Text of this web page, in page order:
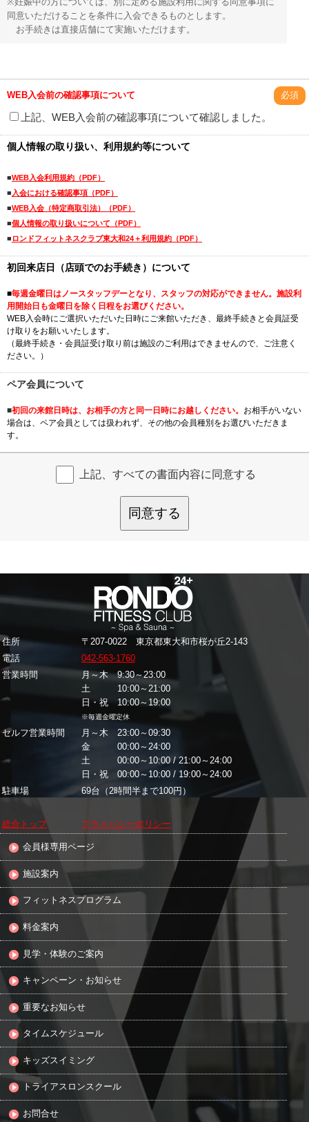
同意いただけることを条件に入会できるものとします。
お手続きは直接店舗にて実施いただけます。
WEB入会前の確認事項について 必須
上記、WEB入会前の確認事項について確認しました。
個人情報の取り扱い、利用規約等について
■WEB入会利用規約（PDF）
■ 入会における確認事項（PDF）
■WEB入会（特定商取引法）（PDF）
■個人情報の取り扱いについて（PDF）
■ ロンドフィットネスクラブ東大和24＋利用規約（PDF）
初回来店日（店頭でのお手続き）について
■毎週金曜日はノースタッフデーとなり、スタッフの対応ができません。施設利
用開始日も金曜日を除く日程をお選びください。
WEB入会時にご選択いただいた日時にご来館いただき、最終手続きと会員証受
け取りをお願いいたします。
（最終手続き・会員証受け取り前は施設のご利用はできませんので、ご注意く
ださい。）
ペア会員について
■初回の来館日時は、お相手の方と同一日時にお越しください。 お相手がいない
場合は、ペア会員としては扱われず、その他の会員種別をお選びいただきま
す。
上記、すべての書面内容に同意する
同意する
住所
〒207-0022 東京都東大和市桜が丘2-143
電話
042-563-1760
営業時間
月～木 9:30～23:00
土 10:00～21:00
日・祝 10:00～19:00
※毎週金曜定休
セルフ営業時間
月～木 23:00～09:30
金 00:00～24:00
土 00:00～10:00 / 21:00～24:00
日・祝 00:00～10:00 / 19:00～24:00
駐車場
69台（2時間半まで100円）
総合トップ プライバシーポリシー
会員様専用ページ
施設案内
フィットネスプログラム
料金案内
見学・体験のご案内
キャンペーン・お知らせ
重要なお知らせ
タイムスケジュール
キッズスイミング
トライアスロンスクール
お問合せ